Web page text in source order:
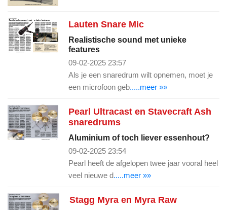
Lauten Snare Mic
Realistische sound met unieke
features
09-02-2025 23:57
Als je een snaredrum wilt opnemen, moet je
een microfoon geb.....meer »»
Pearl Ultracast en Stavecraft Ash
snaredrums
Aluminium of toch liever essenhout?
09-02-2025 23:54
Pearl heeft de afgelopen twee jaar vooral heel
veel nieuwe d.....meer »»
Stagg Myra en Myra Raw